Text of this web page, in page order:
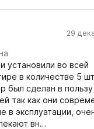
29
установили во всей
в количестве 5
был сделан в пользу
так как они
в эксплуатации,
вн…